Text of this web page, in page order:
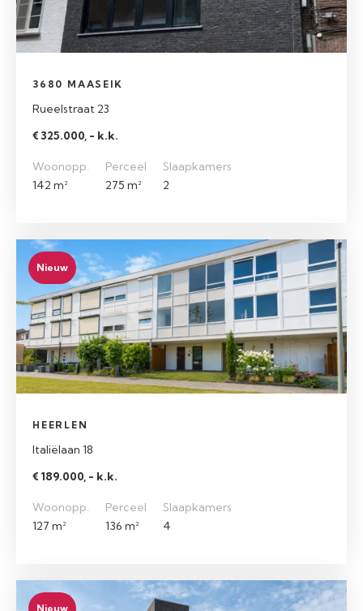
3680 MAASEIK
Rueelstraat 23
€ 325.000, - k.k.
Woonopp.
142 m²
Perceel
275 m²
Slaapkamers
2
Nieuw
HEERLEN
Italiëlaan 18
€ 189.000, - k.k.
Woonopp.
127 m²
Perceel
136 m²
Slaapkamers
4
Nieuw